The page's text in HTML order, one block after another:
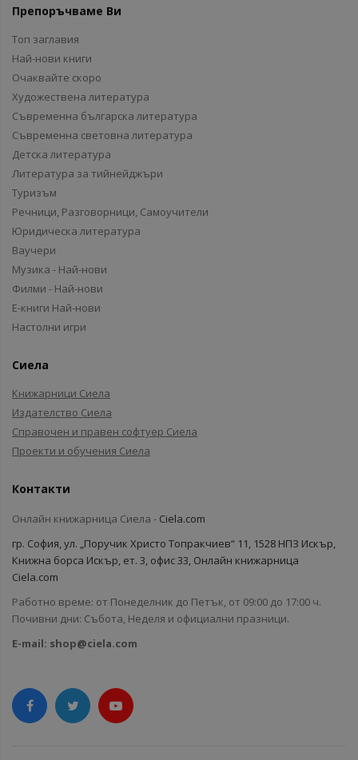
Препоръчваме Ви
Топ заглавия
Най-нови книги
Очаквайте скоро
Художествена литература
Съвременна българска литература
Съвременна световна литература
Детска литература
Литература за тийнейджъри
Туризъм
Речници, Разговорници, Самоучители
Юридическа литература
Ваучери
Музика - Най-нови
Филми - Най-нови
Е-книги Най-нови
Настолни игри
Сиела
Книжарници Сиела
Издателство Сиела
Справочен и правен софтуер Сиела
Проекти и обучения Сиела
Контакти
Онлайн книжарница Сиела - Ciela.com
гр. София, ул. „Поручик Христо Топракчиев“ 11, 1528 НПЗ Искър,
Книжна борса Искър, ет. 3, офис 33, Онлайн книжарница
Ciela.com
Работно време: от Понеделник до Петък, от 09:00 до 17:00 ч.
Почивни дни: Събота, Неделя и официални празници.
E-mail: shop@ciela.com